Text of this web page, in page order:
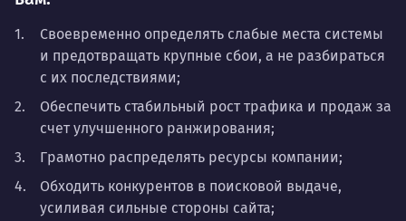
Своевременно определять слабые места системы
и предотвращать крупные сбои, а не разбираться
с их последствиями;
Обеспечить стабильный рост трафика и продаж за
счет улучшенного ранжирования;
Грамотно распределять ресурсы компании;
Обходить конкурентов в поисковой выдаче,
усиливая сильные стороны сайта;